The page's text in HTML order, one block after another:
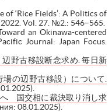
‘Rice Fields’: A Politics of
Vol. 27. №2.: 546–565.
an Okinawa-centered
Journal: Japan Focus.
野古移設断念求め. 毎日新
の辺野古移設）について.
国交相に裁決取り消し求
08.01.2025).